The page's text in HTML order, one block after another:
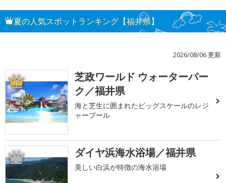
夏の人気スポットランキング【福井県】
2026/08/06 更新
1
芝政ワールド ウォーターパー
ク／福井県
海と芝生に囲まれたビッグスケールのレジ
ャープール
2 ダイヤ浜海水浴場／福井県
美しい白浜が特徴の海水浴場